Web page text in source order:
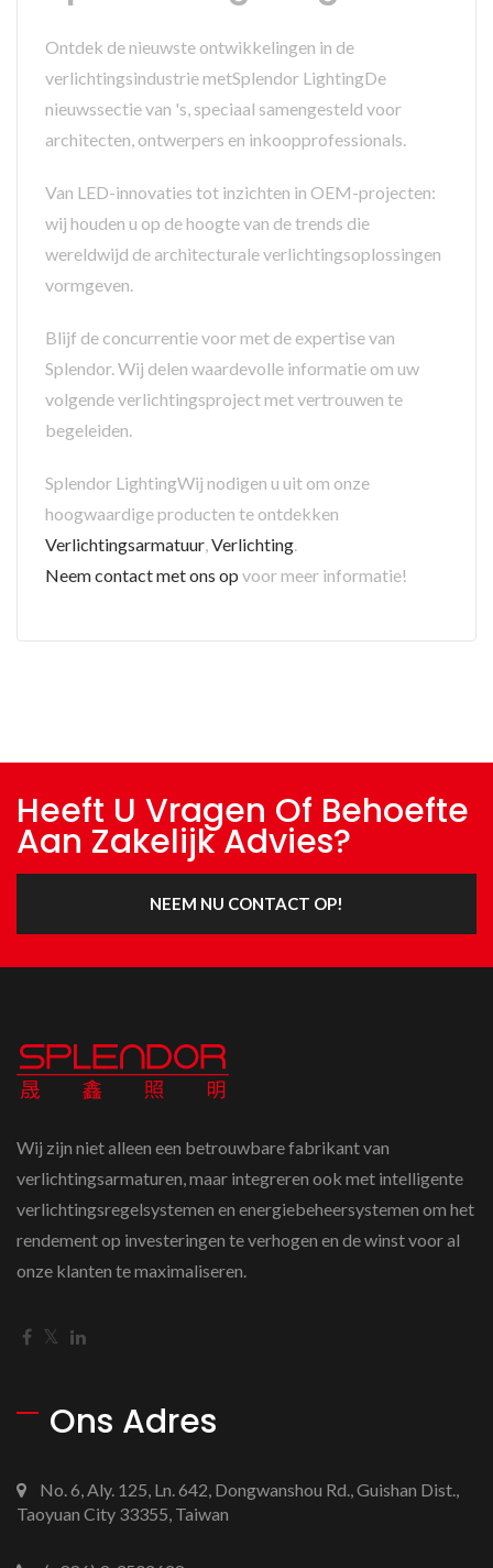
Ontdek de nieuwste ontwikkelingen in de
verlichtingsindustrie metSplendor LightingDe
nieuwssectie van 's, speciaal samengesteld voor
architecten, ontwerpers en inkoopprofessionals.
Van LED-innovaties tot inzichten in OEM-projecten:
wij houden u op de hoogte van de trends die
wereldwijd de architecturale verlichtingsoplossingen
vormgeven.
Blijf de concurrentie voor met de expertise van
Splendor. Wij delen waardevolle informatie om uw
volgende verlichtingsproject met vertrouwen te
begeleiden.
Splendor LightingWij nodigen u uit om onze
hoogwaardige producten te ontdekken
Verlichtingsarmatuur,Verlichting.
Neem contact met ons op voor meer informatie!
Heeft U Vragen Of Behoefte
Aan Zakelijk Advies?
NEEM NU CONTACT OP!
Wij zijn niet alleen een betrouwbare fabrikant van
verlichtingsarmaturen, maar integreren ook met intelligente
verlichtingsregelsystemen en energiebeheersystemen om het
rendement op investeringen te verhogen en de winst voor al
onze klanten te maximaliseren.
Ons Adres
No. 6, Aly. 125, Ln. 642, Dongwanshou Rd., Guishan Dist.,
Taoyuan City 33355, Taiwan